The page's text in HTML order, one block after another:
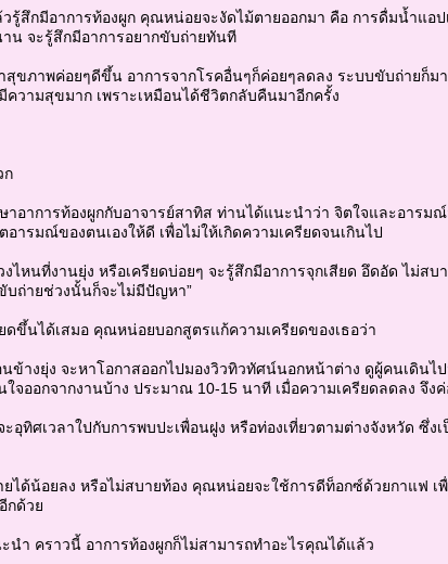
สึกมีอาการท้องผูก คุณหน่อยจะงัดไม้ตายออกมา คือ การดื่มน้ำแอป
น จะรู้สึกมีอาการอยากขับถ่ายทันที
สุขภาพค่อยๆดีขึ้น อาการจากโรคอื่นๆก็ค่อยๆลดลง ระบบขับถ่ายก็มา
วามสุขมาก เพราะเหมือนได้ชีวิตกลับคืนมาอีกครั้ง
ก
าอาการท้องผูกกับอาจารย์สาทิส ท่านได้แนะนำว่า จิตใจและอารม
ารมณ์ของตนเองให้ดี เพื่อไม่ให้เกิดความเครียดจนเกินไป
งไหนที่งานยุ่ง หรือเครียดบ่อยๆ จะรู้สึกมีอาการจุกเสียด อึดอัด ไม่ส
ถ่ายช่วงนั้นก็จะไม่มีปัญหา”
ดขึ้นได้เสมอ คุณหน่อยบอกสูตรแก้ความเครียดของเธอว่า
ข้างยุ่ง จะหาโอกาสออกไปมองวิวทิวทัศน์นอกหน้าต่าง ดูผู้คนเดินไ
จออกจากงานบ้าง ประมาณ 10-15 นาที เมื่อความเครียดลดลง จึง
อุทิศเวลาใปกับการพบปะเพื่อนฝูง หรือท่องเที่ยวตามต่างจังหวัด ซึ่ง
ได้น้อยลง หรือไม่สบายท้อง คุณหน่อยจะใช้การดีท็อกซ์ด้วยกาแฟ เ
กด้วย
ำ คราวนี้ อาการท้องผูกก็ไม่สามารถทำอะไรคุณได้แล้ว